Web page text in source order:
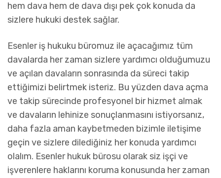
hem dava hem de dava dışı pek çok konuda da
sizlere hukuki destek sağlar.
Esenler iş hukuku büromuz ile açacağımız tüm
davalarda her zaman sizlere yardımcı olduğumuzu
ve açılan davaların sonrasında da süreci takip
ettiğimizi belirtmek isteriz. Bu yüzden dava açma
ve takip sürecinde profesyonel bir hizmet almak
ve davaların lehinize sonuçlanmasını istiyorsanız,
daha fazla aman kaybetmeden bizimle iletişime
geçin ve sizlere dilediğiniz her konuda yardımcı
olalım. Esenler hukuk bürosu olarak siz işçi ve
işverenlere haklarını koruma konusunda her zaman